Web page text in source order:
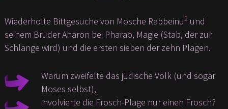
Wiederholte Bittgesuche von Mosche Rabbeinu2und
seinem Bruder Aharon bei Pharao, Magie (Stab, der zur
Schlange wird) und die ersten sieben der zehn Plagen.
Warum zweifelte das jüdische Volk (und sogar
Moses selbst),
involvierte die Frosch-Plage nur einen Frosch?